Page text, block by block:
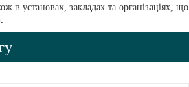
в установах, закладах та організаціях, що